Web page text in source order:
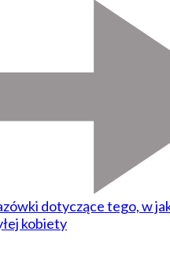
dotyczące tego, w
kobiety